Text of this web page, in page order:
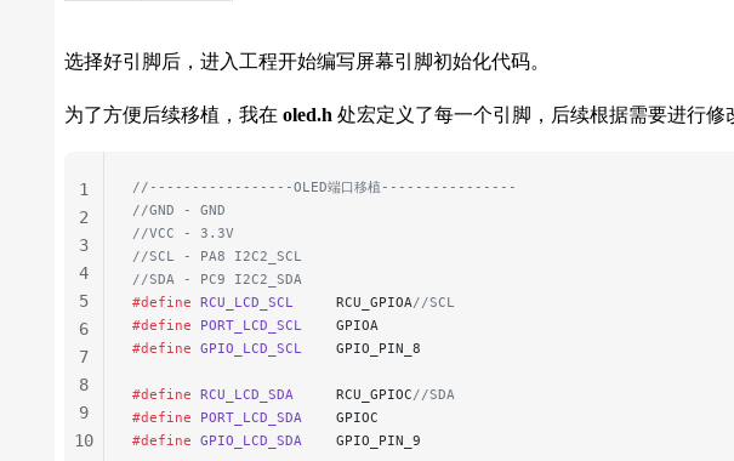
选择好引脚后，进入工程开始编写屏幕引脚初始化代码。
为了方便后续移植，我在 oled.h 处宏定义了每一个引脚，后续根据需要进行修
//-----------------OLED端口移植----------------
//GND - GND
//VCC - 3.3V
//SCL - PA8 I2C2_SCL
//SDA - PC9 I2C2_SDA
#define RCU_LCD_SCL
     RCU_GPIOA
//SCL
#define PORT_LCD_SCL
    GPIOA
#define GPIO_LCD_SCL
    GPIO_PIN_8
#define RCU_LCD_SDA
     RCU_GPIOC
//SDA
#define PORT_LCD_SDA
    GPIOC
#define GPIO_LCD_SDA
    GPIO_PIN_9
1
2
3
4
5
6
7
8
9
10